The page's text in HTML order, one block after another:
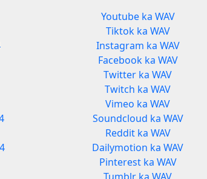
Youtube ka WAV
Tiktok ka WAV
Instagram ka WAV
Facebook ka WAV
Twitter ka WAV
Twitch ka WAV
Vimeo ka WAV
Soundcloud ka WAV
Reddit ka WAV
Dailymotion ka WAV
Pinterest ka WAV